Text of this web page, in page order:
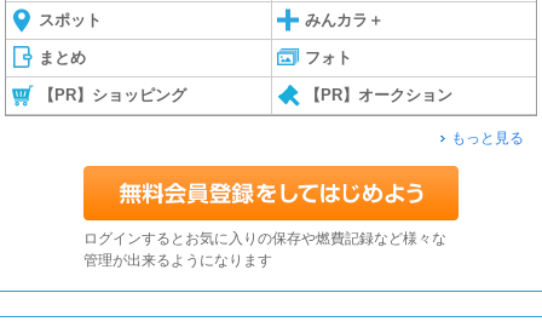
スポット みんカラ＋
まとめ フォト
【PR】ショッピング 【PR】オークション
もっと見る
ログインするとお気に入りの保存や燃費記録など様々な
管理が出来るようになります